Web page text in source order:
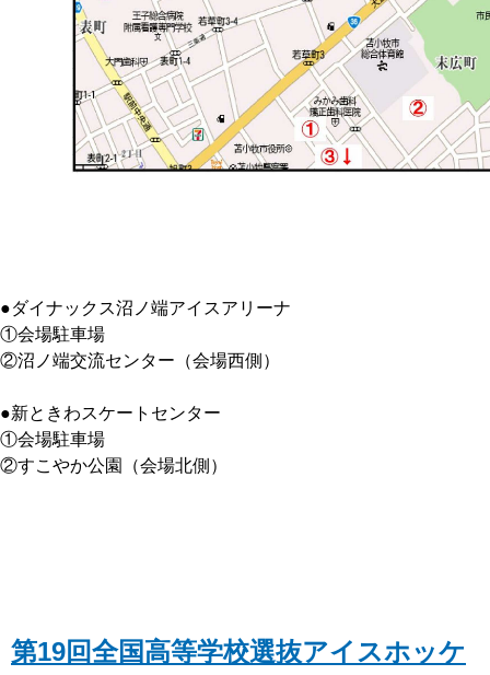
●ダイナックス沼ノ端アイスアリーナ
①会場駐車場
②沼ノ端交流センター（会場西側）
●新ときわスケートセンター
①会場駐車場
②すこやか公園（会場北側）
第19回全国高等学校選抜アイスホッケ